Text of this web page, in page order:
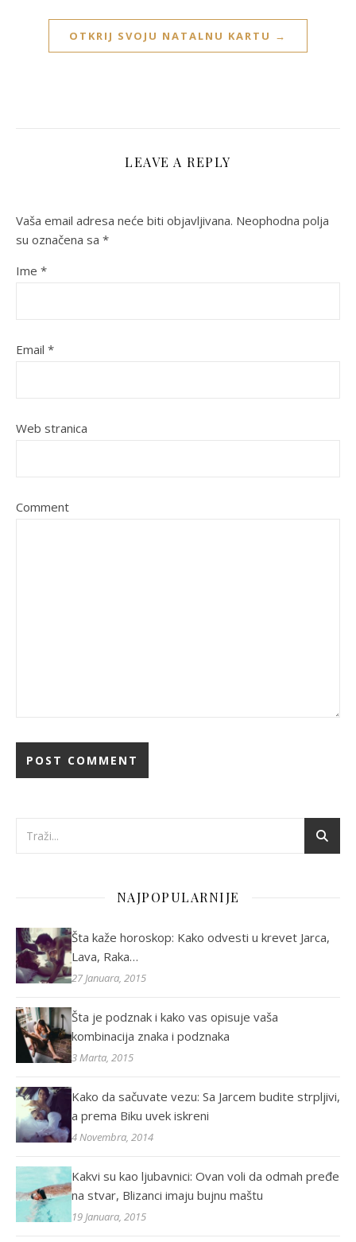
OTKRIJ SVOJU NATALNU KARTU →
LEAVE A REPLY
Vaša email adresa neće biti objavljivana. Neophodna polja
su označena sa *
Ime *
Email *
Web stranica
Comment
NAJPOPULARNIJE
Šta kaže horoskop: Kako odvesti u krevet Jarca,
Lava, Raka…
27 Januara, 2015
Šta je podznak i kako vas opisuje vaša
kombinacija znaka i podznaka
3 Marta, 2015
Kako da sačuvate vezu: Sa Jarcem budite strpljivi,
a prema Biku uvek iskreni
4 Novembra, 2014
Kakvi su kao ljubavnici: Ovan voli da odmah pređe
na stvar, Blizanci imaju bujnu maštu
19 Januara, 2015